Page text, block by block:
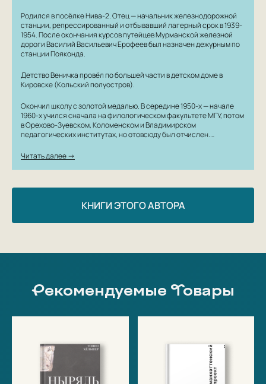
Родился в посёлке Нива-2. Отец — начальник железнодорожной
станции, репрессированный и отбывавший лагерный срок в 1939-
1954. После окончания курсов путейцев Мурманской железной
дороги Василий Васильевич Ерофеев был назначен дежурным по
станции Пояконда.
Детство Веничка провёл по большей части в детском доме в
Кировске (Кольский полуостров).
Окончил школу с золотой медалью. В середине 1950-х — начале
1960-х учился сначала на филологическом факультете МГУ, потом
в Орехово-Зуевском, Коломенском и Владимирском
педагогических институтах, но отовсюду был отчислен.…
Читать далее →
КНИГИ ЭТОГО АВТОРА
Рекомендуемые Товары